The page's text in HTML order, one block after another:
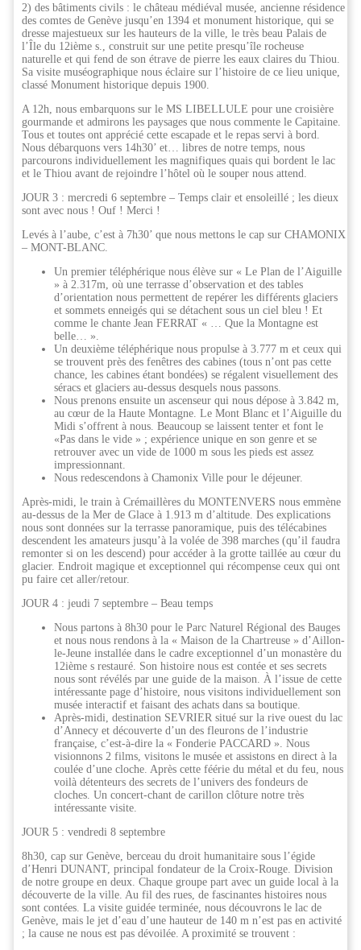
2) des bâtiments civils : le château médiéval musée, ancienne résidence
des comtes de Genève jusqu’en 1394 et monument historique, qui se
dresse majestueux sur les hauteurs de la ville, le très beau Palais de
l’Île du 12ième s., construit sur une petite presqu’île rocheuse
naturelle et qui fend de son étrave de pierre les eaux claires du Thiou.
Sa visite muséographique nous éclaire sur l’histoire de ce lieu unique,
classé Monument historique depuis 1900.
A 12h, nous embarquons sur le MS LIBELLULE pour une croisière
gourmande et admirons les paysages que nous commente le Capitaine.
Tous et toutes ont apprécié cette escapade et le repas servi à bord.
Nous débarquons vers 14h30’ et… libres de notre temps, nous
parcourons individuellement les magnifiques quais qui bordent le lac
et le Thiou avant de rejoindre l’hôtel où le souper nous attend.
JOUR 3 : mercredi 6 septembre – Temps clair et ensoleillé ; les dieux
sont avec nous ! Ouf ! Merci !
Levés à l’aube, c’est à 7h30’ que nous mettons le cap sur CHAMONIX
– MONT-BLANC.
Un premier téléphérique nous élève sur « Le Plan de l’Aiguille
» à 2.317m, où une terrasse d’observation et des tables
d’orientation nous permettent de repérer les différents glaciers
et sommets enneigés qui se détachent sous un ciel bleu ! Et
comme le chante Jean FERRAT « … Que la Montagne est
belle… ».
Un deuxième téléphérique nous propulse à 3.777 m et ceux qui
se trouvent près des fenêtres des cabines (tous n’ont pas cette
chance, les cabines étant bondées) se régalent visuellement des
séracs et glaciers au-dessus desquels nous passons.
Nous prenons ensuite un ascenseur qui nous dépose à 3.842 m,
au cœur de la Haute Montagne. Le Mont Blanc et l’Aiguille du
Midi s’offrent à nous. Beaucoup se laissent tenter et font le
«Pas dans le vide » ; expérience unique en son genre et se
retrouver avec un vide de 1000 m sous les pieds est assez
impressionnant.
Nous redescendons à Chamonix Ville pour le déjeuner.
Après-midi, le train à Crémaillères du MONTENVERS nous emmène
au-dessus de la Mer de Glace à 1.913 m d’altitude. Des explications
nous sont données sur la terrasse panoramique, puis des télécabines
descendent les amateurs jusqu’à la volée de 398 marches (qu’il faudra
remonter si on les descend) pour accéder à la grotte taillée au cœur du
glacier. Endroit magique et exceptionnel qui récompense ceux qui ont
pu faire cet aller/retour.
JOUR 4 : jeudi 7 septembre – Beau temps
Nous partons à 8h30 pour le Parc Naturel Régional des Bauges
et nous nous rendons à la « Maison de la Chartreuse » d’Aillon-
le-Jeune installée dans le cadre exceptionnel d’un monastère du
12ième s restauré. Son histoire nous est contée et ses secrets
nous sont révélés par une guide de la maison. À l’issue de cette
intéressante page d’histoire, nous visitons individuellement son
musée interactif et faisant des achats dans sa boutique.
Après-midi, destination SEVRIER situé sur la rive ouest du lac
d’Annecy et découverte d’un des fleurons de l’industrie
française, c’est-à-dire la « Fonderie PACCARD ». Nous
visionnons 2 films, visitons le musée et assistons en direct à la
coulée d’une cloche. Après cette féérie du métal et du feu, nous
voilà détenteurs des secrets de l’univers des fondeurs de
cloches. Un concert-chant de carillon clôture notre très
intéressante visite.
JOUR 5 : vendredi 8 septembre
8h30, cap sur Genève, berceau du droit humanitaire sous l’égide
d’Henri DUNANT, principal fondateur de la Croix-Rouge. Division
de notre groupe en deux. Chaque groupe part avec un guide local à la
découverte de la ville. Au fil des rues, de fascinantes histoires nous
sont contées. La visite guidée terminée, nous découvrons le lac de
Genève, mais le jet d’eau d’une hauteur de 140 m n’est pas en activité
; la cause ne nous est pas dévoilée. A proximité se trouvent :